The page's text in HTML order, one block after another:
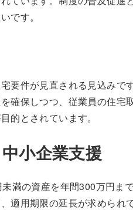
です。
要件が見直される見込みで
確保しつつ、従業員の住宅
的とされています。
小企業支援
満の資産を年間300万円ま
適用期限の延長が求められ